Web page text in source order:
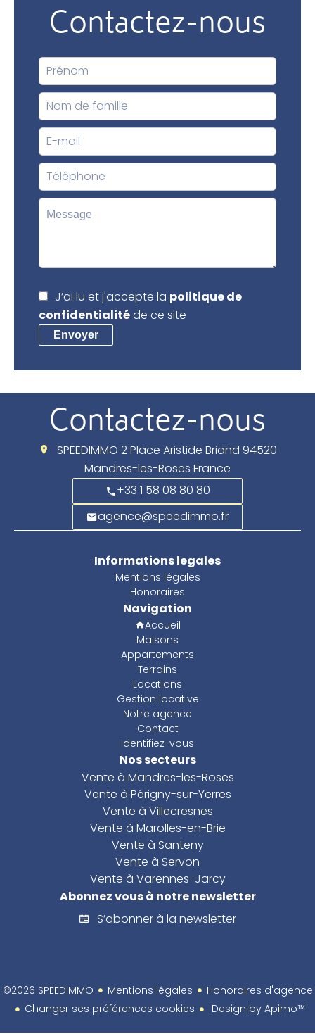
Contactez-nous
J’ai lu et j'accepte la politique de
confidentialitéde ce site
Envoyer
Contactez-nous
SPEEDIMMO 2 Place Aristide Briand 94520
Mandres-les-Roses France
+33 1 58 08 80 80
agence@speedimmo.fr
Informations legales
Mentions légales
Honoraires
Navigation
Accueil
Maisons
Appartements
Terrains
Locations
Gestion locative
Notre agence
Contact
Identifiez-vous
Nos secteurs
Vente à Mandres-les-Roses
Vente à Périgny-sur-Yerres
Vente à Villecresnes
Vente à Marolles-en-Brie
Vente à Santeny
Vente à Servon
Vente à Varennes-Jarcy
Abonnez vous à notre newsletter
S’abonner à la newsletter
©2026 SPEEDIMMO Mentions légales
Honoraires d'agence
Changer ses préférences cookies
Design by Apimo™